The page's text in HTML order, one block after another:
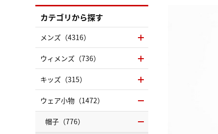
カテゴリから探す
メンズ（4316）
ウィメンズ（736）
キッズ（315）
ウェア小物（1472）
帽子（776）